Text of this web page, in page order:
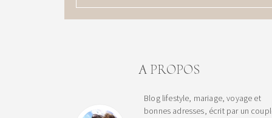
A PROPOS
Blog lifestyle, mariage, voyage et
bonnes adresses, écrit par un